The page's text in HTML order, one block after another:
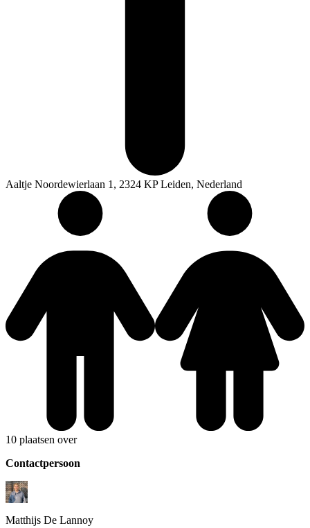
Aaltje Noordewierlaan 1, 2324 KP Leiden, Nederland
10 plaatsen over
Contactpersoon
Matthijs De Lannoy